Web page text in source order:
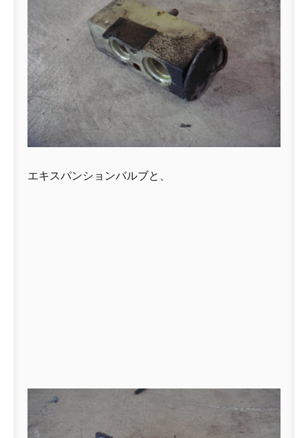
エキスパンションバルブと、